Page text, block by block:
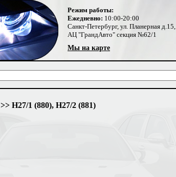
Режим работы:
Ежедневно: 10:00-20:00
Санкт-Петербург, ул. Планерная д.15,
АЦ "ГрандАвто" секция №62/1
Мы на карте
>> H27/1 (880), H27/2 (881)